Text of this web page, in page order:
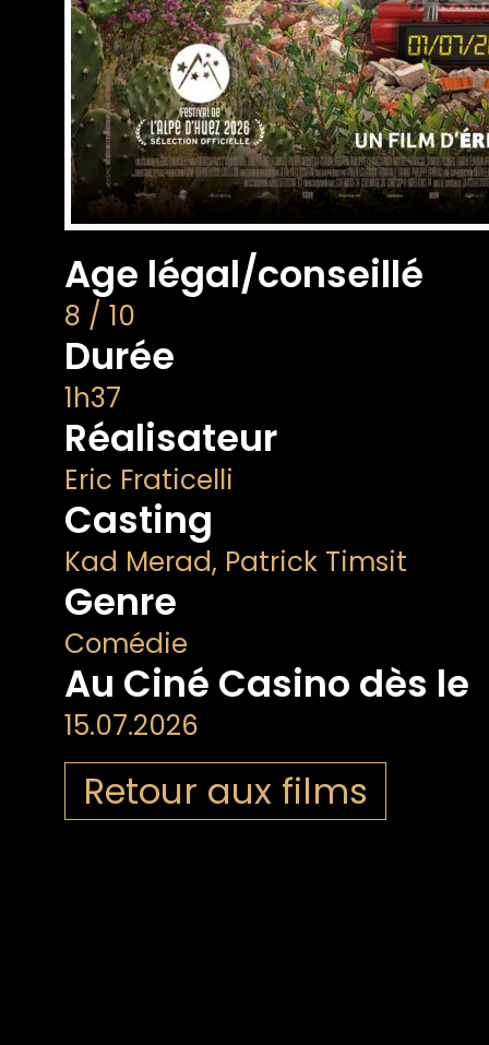
Age légal/conseillé
8 / 10
Durée
1h37
Réalisateur
Eric Fraticelli
Casting
Kad Merad, Patrick Timsit
Genre
Comédie
Au Ciné Casino dès le
15.07.2026
Retour aux films